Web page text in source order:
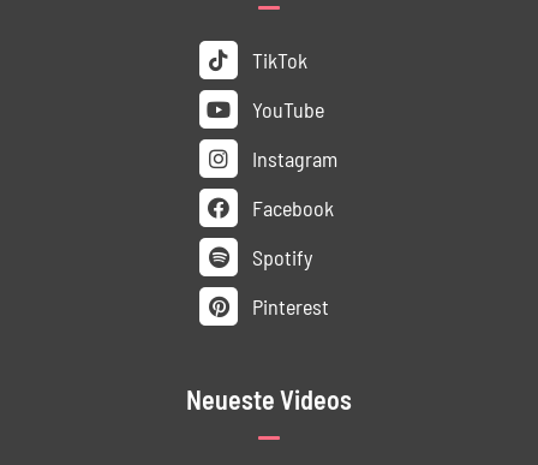
TikTok
YouTube
Instagram
Facebook
Spotify
Pinterest
Neueste Videos